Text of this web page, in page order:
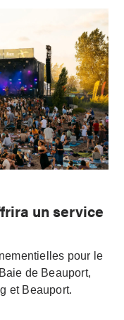
un service
pour le
de Beauport,
et Beauport.